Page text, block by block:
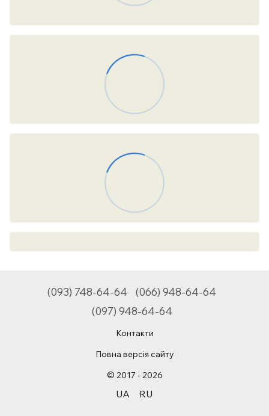
(093) 748-64-64
(066) 948-64-64
(097) 948-64-64
Контакти
Повна версія сайту
© 2017 - 2026
UA RU